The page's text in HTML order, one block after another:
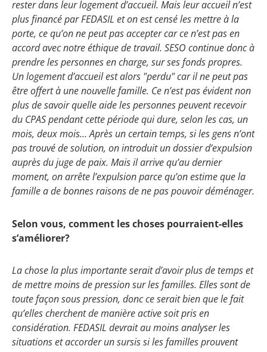
rester dans leur logement d’accueil. Mais leur accueil n’est
plus financé par FEDASIL et on est censé les mettre à la
porte, ce qu’on ne peut pas accepter car ce n’est pas en
accord avec notre éthique de travail. SESO continue donc à
prendre les personnes en charge, sur ses fonds propres.
Un logement d’accueil est alors "perdu" car il ne peut pas
être offert à une nouvelle famille. Ce n’est pas évident non
plus de savoir quelle aide les personnes peuvent recevoir
du CPAS pendant cette période qui dure, selon les cas, un
mois, deux mois… Après un certain temps, si les gens n’ont
pas trouvé de solution, on introduit un dossier d’expulsion
auprès du juge de paix. Mais il arrive qu’au dernier
moment, on arrête l’expulsion parce qu’on estime que la
famille a de bonnes raisons de ne pas pouvoir déménager.
Selon vous, comment les choses pourraient-elles
s’améliorer?
La chose la plus importante serait d’avoir plus de temps et
de mettre moins de pression sur les familles. Elles sont de
toute façon sous pression, donc ce serait bien que le fait
qu’elles cherchent de manière active soit pris en
considération. FEDASIL devrait au moins analyser les
situations et accorder un sursis si les familles prouvent